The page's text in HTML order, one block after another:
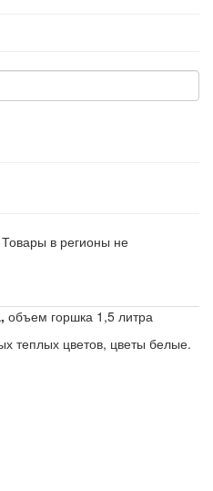
в регионы не
объем горшка 1,5 литра
теплых цветов, цветы белые.